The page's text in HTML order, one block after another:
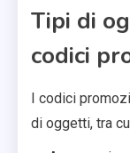
Tipi di
codici
I codici
di oggetti, tra